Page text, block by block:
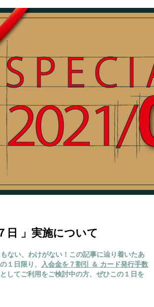
日 」実施について
ない、わけがない！この記事に辿り着いたあ
１日限り、 入会金を７割引 ＆ カード発行手数
としてご利用をご検討中の方、ぜひこの１日を